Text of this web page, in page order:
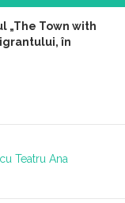
„The Town with
în
Teatru Ana